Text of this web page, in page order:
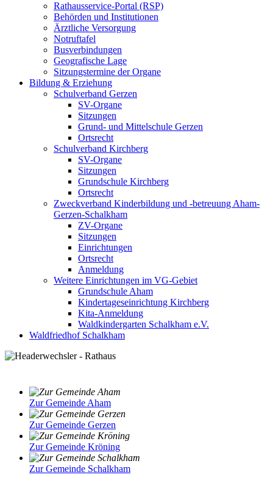
Rathausservice-Portal (RSP)
Behörden und Institutionen
Ärztliche Versorgung
Notruftafel
Busverbindungen
Geografische Lage
Sitzungstermine der Organe
Bildung & Erziehung
Schulverband Gerzen
SV-Organe
Sitzungen
Grund- und Mittelschule Gerzen
Ortsrecht
Schulverband Kirchberg
SV-Organe
Sitzungen
Grundschule Kirchberg
Ortsrecht
Zweckverband Kinderbildung und -betreuung Aham-
Gerzen-Schalkham
ZV-Organe
Sitzungen
Einrichtungen
Ortsrecht
Anmeldung
Weitere Einrichtungen im VG-Gebiet
Grundschule Aham
Kindertageseinrichtung Kirchberg
Kita-Anmeldung
Waldkindergarten Schalkham e.V.
Waldfriedhof Schalkham
Zur Gemeinde Aham
Zur Gemeinde Gerzen
Zur Gemeinde Kröning
Zur Gemeinde Schalkham